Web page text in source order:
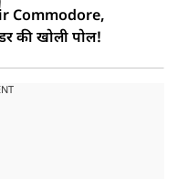
Commodore,
की खोली पोल!